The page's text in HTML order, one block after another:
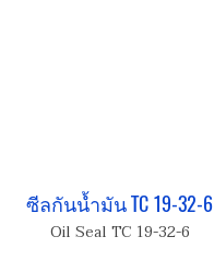
ซีลกันน้ำมัน TC 19-32-6
Oil Seal TC 19-32-6